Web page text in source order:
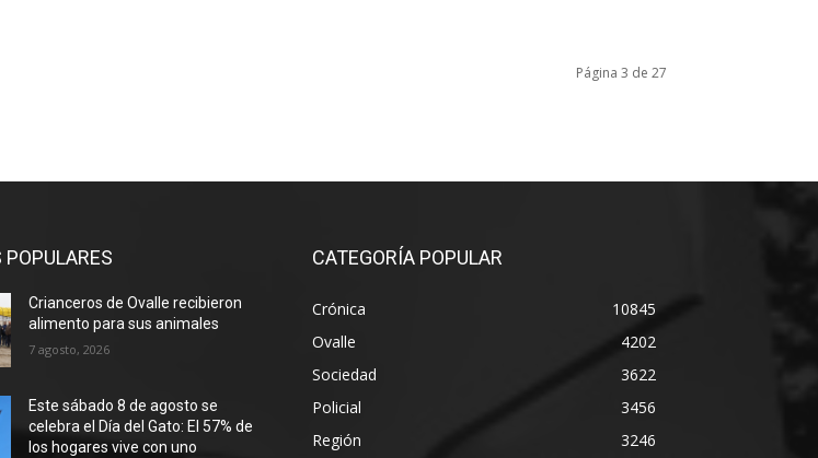
Página 3 de 27
Crianceros de Ovalle recibieron
alimento para sus animales
7 agosto, 2026
Este sábado 8 de agosto se
celebra el Día del Gato: El 57% de
los hogares vive con uno
CATEGORÍA POPULAR
Crónica
10845
Ovalle
4202
Sociedad
3622
Policial
3456
Región
3246